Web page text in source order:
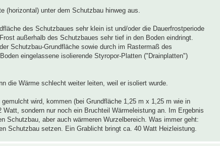
(horizontal) unter dem Schutzbau hinweg aus.
des Schutzbaues sehr klein ist und/oder die Dauerfrostperiode
außerhalb des Schutzbaues sehr tief in den Boden eindringt.
Schutzbau-Grundfläche sowie durch im Rastermaß des
eingelassene isolierende Styropor-Platten ("Drainplatten")
die Wärme schlecht weiter leiten, weil er isoliert wurde.
wird, kommen (bei Grundfläche 1,25 m x 1,25 m wie in
Watt, sondern nur noch ein Bruchteil Wärmeleistung an. Im Ergebnis
Schutzbau, aber auch wärmeren Wurzelbereich. Was immer geht:
Schutzbau setzen. Ein Grablicht bringt ca. 40 Watt Heizleistung.